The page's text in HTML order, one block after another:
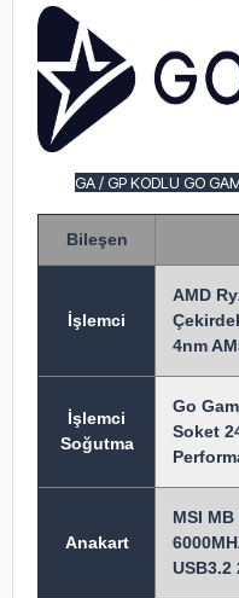
GA / GP KODLU GO
Bileşen
İşlemci
AMD
4nm
İşlemci
Soğutma
Go
Soket
Anakart
MSI MB
USB3.2